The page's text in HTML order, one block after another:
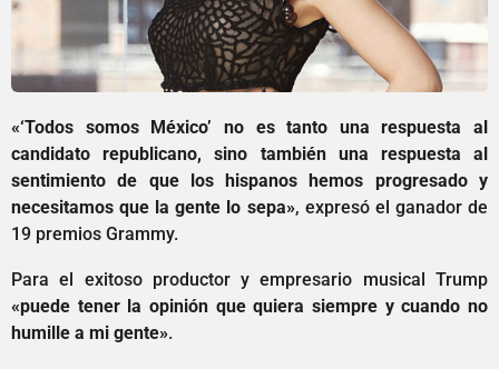
«‘Todos somos México’ no es tanto una respuesta al
candidato republicano, sino también una respuesta al
sentimiento de que los hispanos hemos progresado y
necesitamos que la gente lo sepa», expresó el ganador de
19 premios Grammy.
Para el exitoso productor y empresario musical Trump
«puede tener la opinión que quiera siempre y cuando no
humille a mi gente».